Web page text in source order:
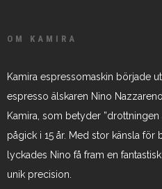
OM KAMIRA
Kamira espressomaskin började
espresso älskaren Nino
Kamira, som betyder ”drottningen
pågick i 15 år. Med stor känsla för
lyckades Nino få fram en
unik precision.